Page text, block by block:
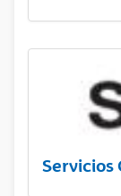
Servicios